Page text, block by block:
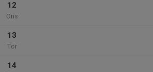
12
Ons
13
Tor
14